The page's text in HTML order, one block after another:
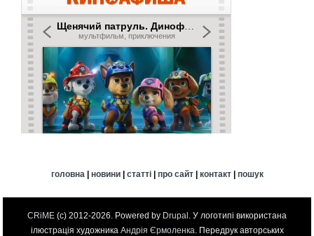
головна | новини| статті| про сайт| контакт| пошук
CRiME (c) 2012-2026. Powered by Drupal . У логотипі використана
ілюстрація художника Андрія Єрмоленка . Передрук авторських